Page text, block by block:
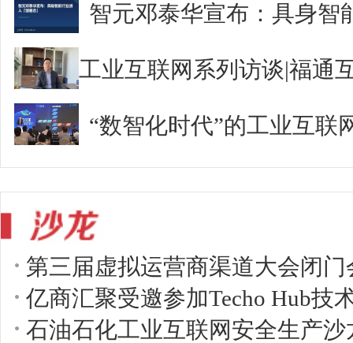
智元邓泰华宣布：具身智
“数智化时代”的工业互联
第三届虚拟运营商渠道大会闭
亿商汇聚受邀参加Techo Hub技
石油石化工业互联网安全生产